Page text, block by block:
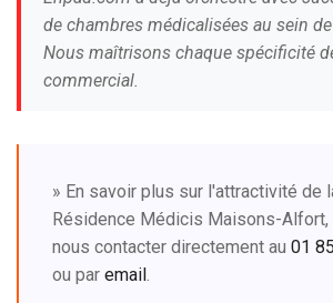
de chambres médicalisées au sein
Nous maîtrisons chaque spécificité
commercial.
» En savoir plus sur l'attractivité de
Résidence Médicis Maisons-Alfort,
nous contacter directement au 01
ou par email